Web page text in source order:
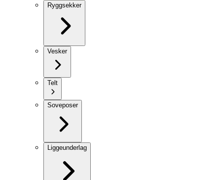
Ryggsekker
Vesker
Telt
Soveposer
Liggeunderlag